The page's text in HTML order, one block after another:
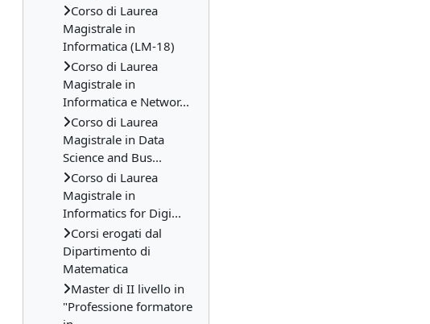
Corso di Laurea
Magistrale in
Informatica (LM-18)
Corso di Laurea
Magistrale in
Informatica e Networ...
Corso di Laurea
Magistrale in Data
Science and Bus...
Corso di Laurea
Magistrale in
Informatics for Digi...
Corsi erogati dal
Dipartimento di
Matematica
Master di II livello in
"Professione formatore